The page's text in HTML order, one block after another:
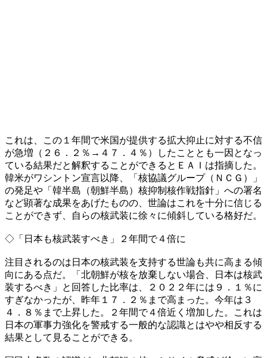
これは、この１年間で米国が提供する拡大抑止に対する不信
が急増（２６．２％→４７．４％）したこととも一因となっ
ている結果だと解釈することができるとＥＡＩは指摘した。
韓米がワシントン宣言以降、「核協議グループ（ＮＣＧ）」
の発足や「韓半島（朝鮮半島）核抑制核作戦指針」への署名
など顕著な成果をあげたものの、世論はこれを十分に信じる
ことができず、自らの核武装に徐々に傾斜している格好だ。
◇「日本も核武装すべき」２年間で４倍に
注目されるのは日本の核武装を支持する世論も共に高まる傾
向にある点だ。「北朝鮮が核を放棄しない場合、日本は核武
装するべき」と回答した比率は、２０２２年には９．１％に
すぎなかったが、昨年１７．２％まで高まった。今年は３
４．８％まで上昇した。２年間で４倍近く増加した。これは
日本の軍事力強化を警戒する一般的な認識とはやや相反する
結果として見ることができる。